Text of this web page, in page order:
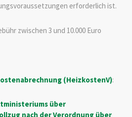
erforderlich ist.
zwischen 3 und 10.000 Euro
(HeizkostenV):
über
nach der Verordnung über